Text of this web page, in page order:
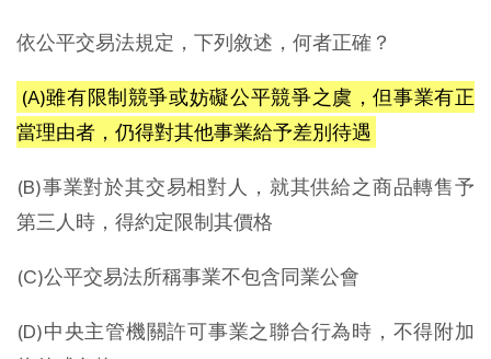
依公平交易法規定，下列敘述，何者正確？
(A)雖有限制競爭或妨礙公平競爭之虞，但事業有正
當理由者，仍得對其他事業給予差別待遇
(B)事業對於其交易相對人，就其供給之商品轉售予
第三人時，得約定限制其價格
(C)公平交易法所稱事業不包含同業公會
(D)中央主管機關許可事業之聯合行為時，不得附加